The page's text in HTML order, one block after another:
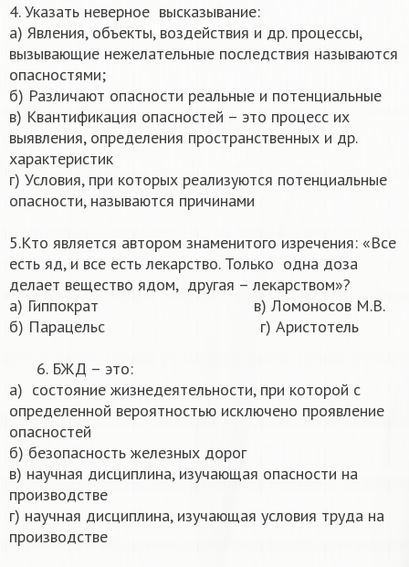
4. Указать неверное высказывание:
а) Явления, объекты, воздействия и др. процессы,
вызывающие нежелательные последствия называются
опасностями;
б) Различают опасности реальные и потенциальные
в) Квантификация опасностей – это процесс их
выявления, определения пространственных и др.
характеристик
г) Условия, при которых реализуются потенциальные
опасности, называются причинами
5.Кто является автором знаменитого изречения: «Все
есть яд, и все есть лекарство. Только одна доза
делает вещество ядом, другая – лекарством»?
а) Гиппократ в) Ломоносов М.В.
б) Парацельс г) Аристотель
6. БЖД – это:
а) состояние жизнедеятельности, при которой с
определенной вероятностью исключено проявление
опасностей
б) безопасность железных дорог
в) научная дисциплина, изучающая опасности на
производстве
г) научная дисциплина, изучающая условия труда на
производстве